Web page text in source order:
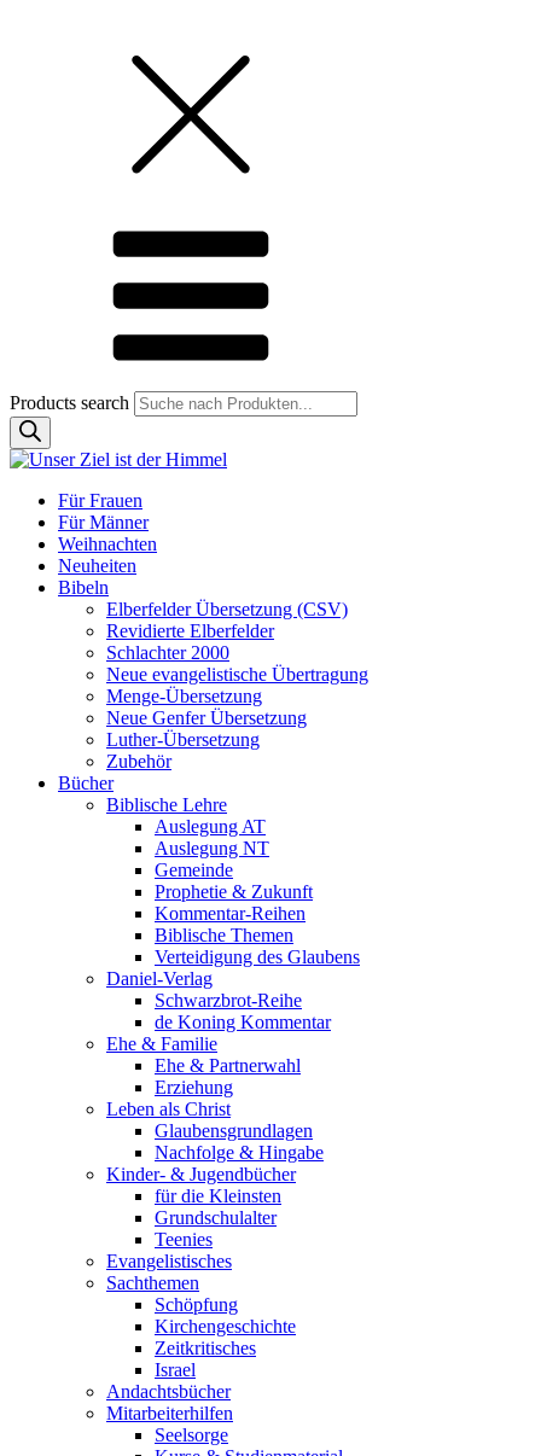
Products search
Für Frauen
Für Männer
Weihnachten
Neuheiten
Bibeln
Elberfelder Übersetzung (CSV)
Revidierte Elberfelder
Schlachter 2000
Neue evangelistische Übertragung
Menge-Übersetzung
Neue Genfer Übersetzung
Luther-Übersetzung
Zubehör
Bücher
Biblische Lehre
Auslegung AT
Auslegung NT
Gemeinde
Prophetie & Zukunft
Kommentar-Reihen
Biblische Themen
Verteidigung des Glaubens
Daniel-Verlag
Schwarzbrot-Reihe
de Koning Kommentar
Ehe & Familie
Ehe & Partnerwahl
Erziehung
Leben als Christ
Glaubensgrundlagen
Nachfolge & Hingabe
Kinder- & Jugendbücher
für die Kleinsten
Grundschulalter
Teenies
Evangelistisches
Sachthemen
Schöpfung
Kirchengeschichte
Zeitkritisches
Israel
Andachtsbücher
Mitarbeiterhilfen
Seelsorge